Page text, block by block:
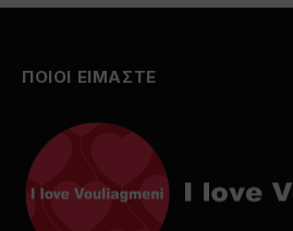
ΠΟΙΟΙ ΕΙΜΑΣΤΕ